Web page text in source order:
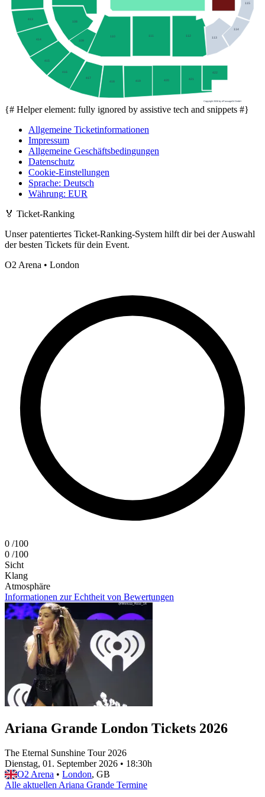
422
421
420
419
418
417
416
415
414
413
115
114
113
112
110
109
108
Copyright 2026 by ePassage24 GmbH
{# Helper element: fully ignored by assistive tech and snippets #}
Allgemeine Ticketinformationen
Impressum
Allgemeine Geschäftsbedingungen
Datenschutz
Cookie-Einstellungen
Sprache: Deutsch
Währung: EUR
🏅 Ticket-Ranking
Unser patentiertes Ticket-Ranking-System hilft dir bei der Auswahl
der besten Tickets für dein Event.
O2 Arena • London
0 /100
0 /100
Sicht
Klang
Atmosphäre
Informationen zur Echtheit von Bewertungen
Ariana Grande London Tickets 2026
The Eternal Sunshine Tour 2026
Dienstag, 01. September 2026 • 18:30h
O2 Arena • London, GB
Alle aktuellen Ariana Grande Termine